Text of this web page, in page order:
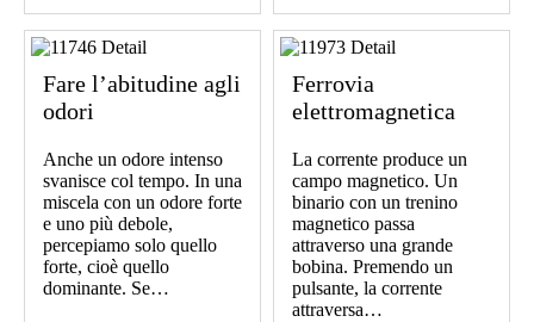
Fare l’abitudine agli
odori
Anche un odore intenso
svanisce col tempo. In una
miscela con un odore forte
e uno più debole,
percepiamo solo quello
forte, cioè quello
dominante. Se…
Ferrovia
elettromagnetica
La corrente produce un
campo magnetico. Un
binario con un trenino
magnetico passa
attraverso una grande
bobina. Premendo un
pulsante, la corrente
attraversa…